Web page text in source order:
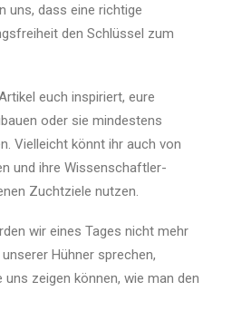
uns, dass eine richtige
den Schlüssel zum
euch inspiriert, eure
oder sie mindestens
Vielleicht könnt ihr auch von
und ihre Wissenschaftler-
Zuchtziele nutzen.
wir eines Tages nicht mehr
Hühner sprechen,
uns zeigen können, wie man den